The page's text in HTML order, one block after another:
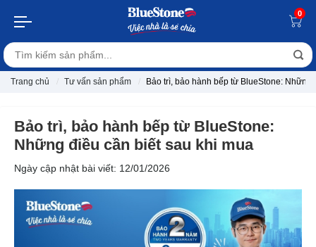
0
Trang chủ Tư vấn sản phẩm Bảo trì, bảo hành bếp từ BlueStone: Những
Bảo trì, bảo hành bếp từ BlueStone:
Những điều cần biết sau khi mua
Ngày cập nhật bài viết: 12/01/2026